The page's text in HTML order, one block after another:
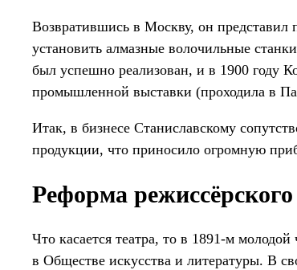
Возвратившись в Москву, он представил
установить алмазные волочильные
был успешно реализован, и в 1900 году
промышленной выставки (проходила в
Итак, в бизнесе Станиславскому
продукции, что приносило огромную
Реформа режиссёрского
Что касается театра, то в 1891-м
в Обществе искусства и литературы. В